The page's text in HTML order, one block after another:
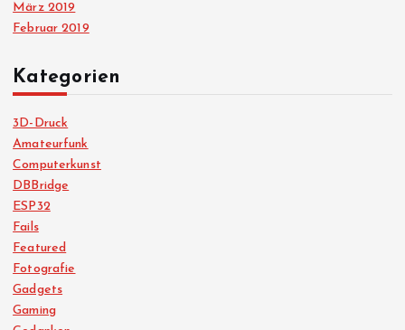
März 2019
Februar 2019
Kategorien
3D-Druck
Amateurfunk
Computerkunst
DBBridge
ESP32
Fails
Featured
Fotografie
Gadgets
Gaming